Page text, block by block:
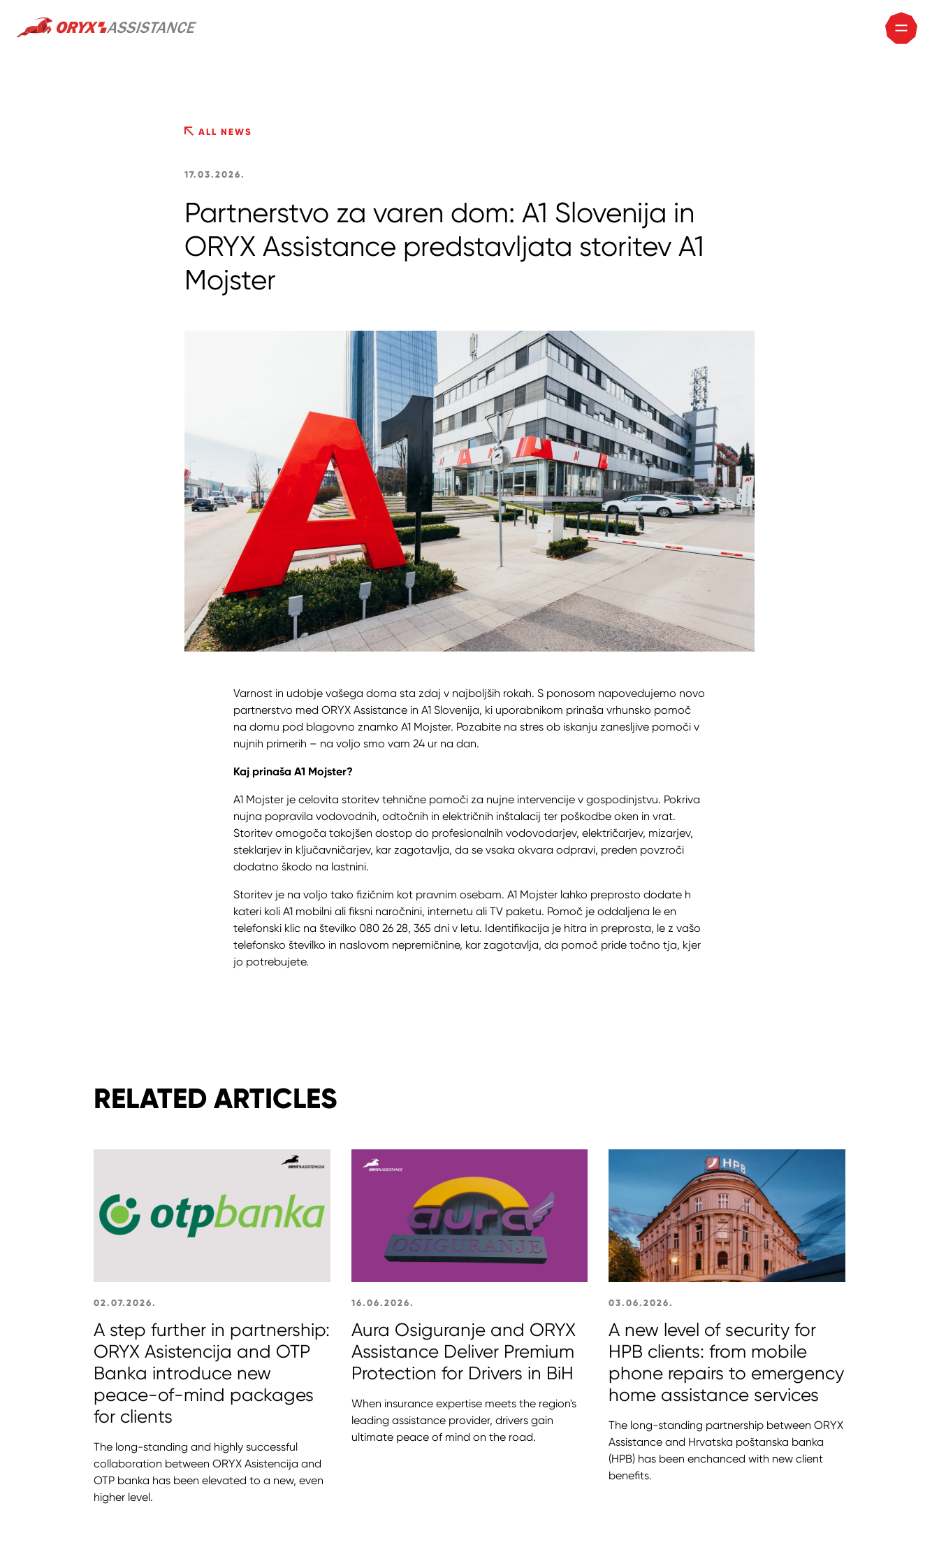
ALL NEWS
17.03.2026.
Partnerstvo za varen dom: A1 Slovenija in
ORYX Assistance predstavljata storitev A1
Mojster
Varnost in udobje vašega doma sta zdaj v najboljših rokah. S ponosom napovedujemo novo
partnerstvo med ORYX Assistance in A1 Slovenija, ki uporabnikom prinaša vrhunsko pomoč
na domu pod blagovno znamko A1 Mojster. Pozabite na stres ob iskanju zanesljive pomoči v
nujnih primerih – na voljo smo vam 24 ur na dan.
Kaj prinaša A1 Mojster?
A1 Mojster je celovita storitev tehnične pomoči za nujne intervencije v gospodinjstvu. Pokriva
nujna popravila vodovodnih, odtočnih in električnih inštalacij ter poškodbe oken in vrat.
Storitev omogoča takojšen dostop do profesionalnih vodovodarjev, električarjev, mizarjev,
steklarjev in ključavničarjev, kar zagotavlja, da se vsaka okvara odpravi, preden povzroči
dodatno škodo na lastnini.
Storitev je na voljo tako fizičnim kot pravnim osebam. A1 Mojster lahko preprosto dodate h
kateri koli A1 mobilni ali fiksni naročnini, internetu ali TV paketu. Pomoč je oddaljena le en
telefonski klic na številko 080 26 28, 365 dni v letu. Identifikacija je hitra in preprosta, le z vašo
telefonsko številko in naslovom nepremičnine, kar zagotavlja, da pomoč pride točno tja, kjer
jo potrebujete.
RELATED ARTICLES
02.07.2026.
A step further in partnership:
ORYX Asistencija and OTP
Banka introduce new
peace-of-mind packages
for clients
The long-standing and highly successful
collaboration between ORYX Asistencija and
OTP banka has been elevated to a new, even
higher level.
16.06.2026.
Aura Osiguranje and ORYX
Assistance Deliver Premium
Protection for Drivers in BiH
When insurance expertise meets the region's
leading assistance provider, drivers gain
ultimate peace of mind on the road.
03.06.2026.
A new level of security for
HPB clients: from mobile
phone repairs to emergency
home assistance services
The long-standing partnership between ORYX
Assistance and Hrvatska poštanska banka
(HPB) has been enchanced with new client
benefits.